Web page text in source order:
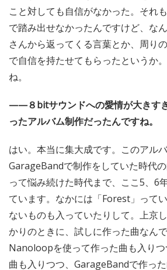
こと対しても自信がなかった。それ
で踏み出せなかったんですけど、な
さんから返ってくる言葉とか、周り
で自信を持たせてもらったというか
ね。
——８bitサウンドへの愛情が大きす
ったアルバム制作だったんですね。
はい。本当に集大成です。このアル
GarageBandで制作をしていた時代
って悩み続けた時代まで、ここ5、6
ています。なかには「Forest」って
ないものも入っていたりして。上京
かりのときに、試しに作った曲なん
Nanoloopを使って作った曲も入り
曲も入りつつ、GarageBandで作っ